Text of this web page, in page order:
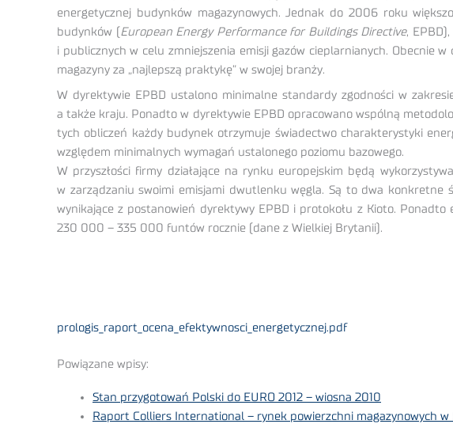
energetycznej budynków magazynowych. Jednak do 2006 roku
budynków ( European Energy Performance for Buildings Directive,
i publicznych w celu zmniejszenia emisji gazów cieplarnianych. Obecnie
magazyny za „najlepszą praktykę” w swojej branży.
W dyrektywie EPBD ustalono minimalne standardy zgodności w
a także kraju. Ponadto w dyrektywie EPBD opracowano wspólną
tych obliczeń każdy budynek otrzymuje świadectwo charakterystyki
względem minimalnych wymagań ustalonego poziomu bazowego.
W przyszłości firmy działające na rynku europejskim będą
w zarządzaniu swoimi emisjami dwutlenku węgla. Są to dwa konkretne
wynikające z postanowień dyrektywy EPBD i protokołu z Kioto. Ponadto
230 000 – 335 000 funtów rocznie (dane z Wielkiej Brytanii).
prologis_raport_ocena_efektywnosci_energetycznej.pdf
Powiązane wpisy:
Stan przygotowań Polski do EURO 2012 – wiosna 2010
Raport Colliers International – rynek powierzchni magazynowych